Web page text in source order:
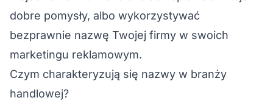
dobre pomysły, albo wykorzystywać
bezprawnie nazwę Twojej firmy w swoich
marketingu reklamowym.
Czym charakteryzują się nazwy w branży
handlowej?